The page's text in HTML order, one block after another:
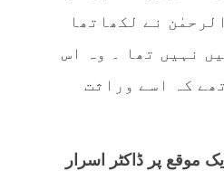
نے لکھاتھا
نہیں تھا ۔ وہ اس
کہ اسے وراثت
موقع پر ڈاکٹر اسرار